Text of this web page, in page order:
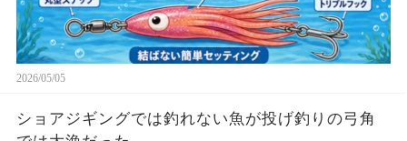
2026/05/05
ショアジギングでは釣れない魚が投げ釣りの弓角